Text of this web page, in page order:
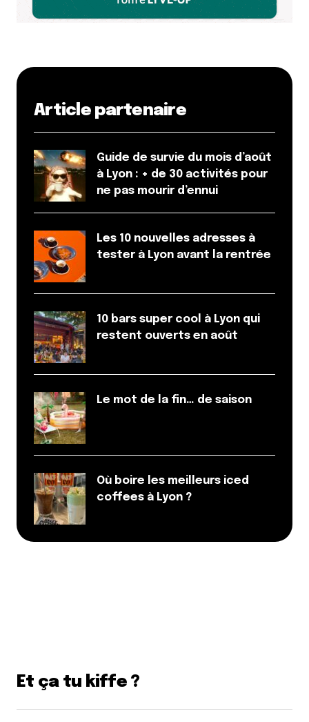
Article partenaire
Guide de survie du mois d’août
à Lyon : + de 30 activités pour
ne pas mourir d’ennui
Les 10 nouvelles adresses à
tester à Lyon avant la rentrée
10 bars super cool à Lyon qui
restent ouverts en août
Le mot de la fin… de saison
Où boire les meilleurs iced
coffees à Lyon ?
Et ça tu kiffe ?